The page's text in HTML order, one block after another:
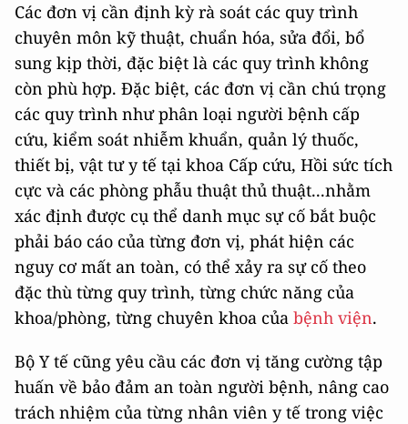
Các đơn vị cần định kỳ rà soát các quy trình
chuyên môn kỹ thuật, chuẩn hóa, sửa đổi, bổ
sung kịp thời, đặc biệt là các quy trình không
còn phù hợp. Đặc biệt, các đơn vị cần chú trọng
các quy trình như phân loại người bệnh cấp
cứu, kiểm soát nhiễm khuẩn, quản lý thuốc,
thiết bị, vật tư y tế tại khoa Cấp cứu, Hồi sức tích
cực và các phòng phẫu thuật thủ thuật...nhằm
xác định được cụ thể danh mục sự cố bắt buộc
phải báo cáo của từng đơn vị, phát hiện các
nguy cơ mất an toàn, có thể xảy ra sự cố theo
đặc thù từng quy trình, từng chức năng của
khoa/phòng, từng chuyên khoa của bệnh viện.
Bộ Y tế cũng yêu cầu các đơn vị tăng cường tập
huấn về bảo đảm an toàn người bệnh, nâng cao
trách nhiệm của từng nhân viên y tế trong việc